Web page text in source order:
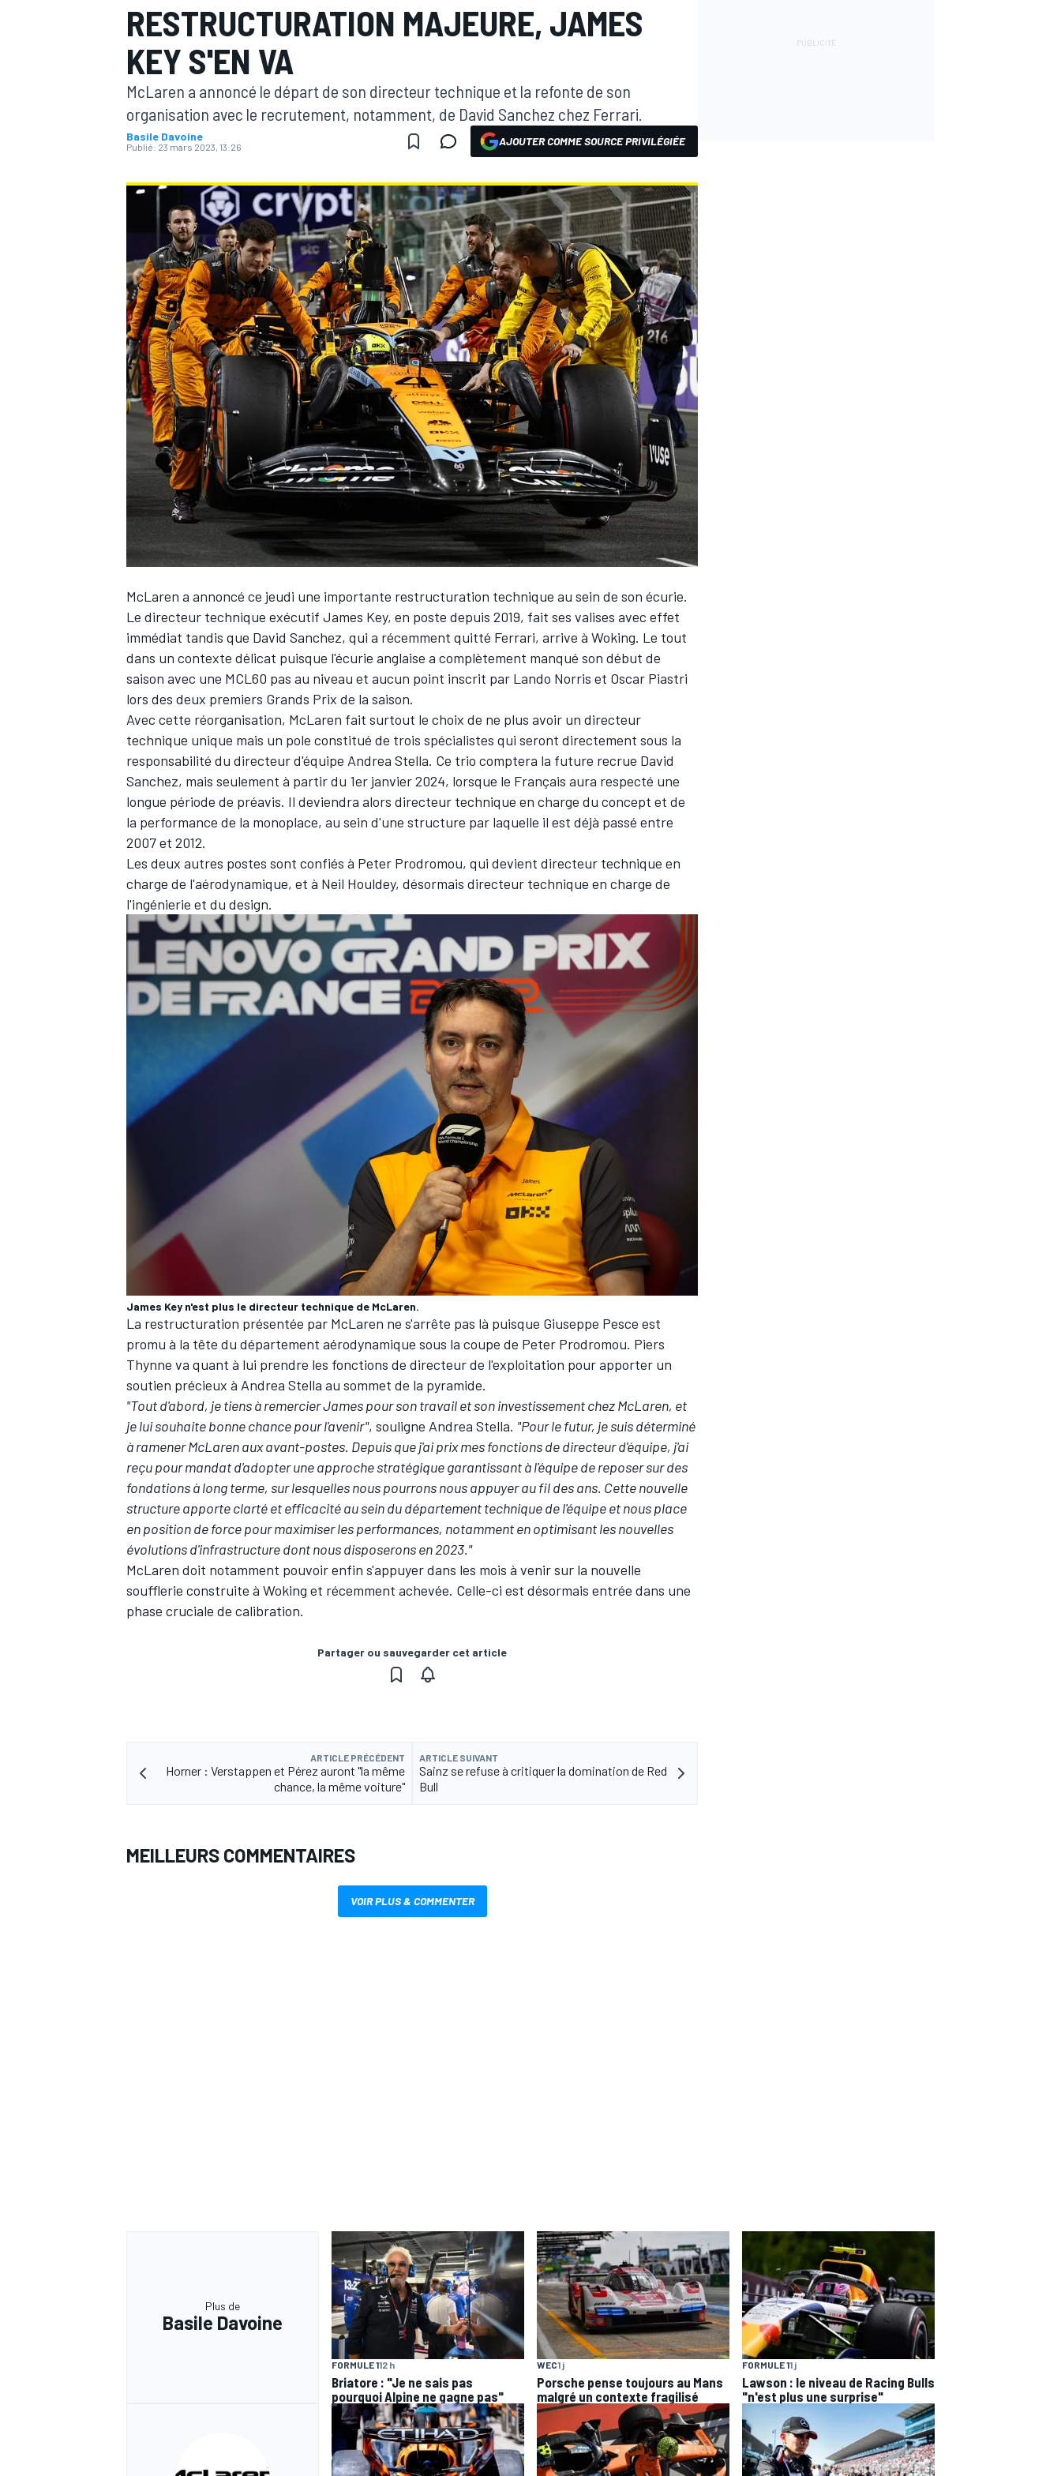
MOTOGP
WRC
WEC
AUTRES CHAMPIONNATS
RESTRUCTURATION MAJEURE, JAMES
KEY S'EN VA
McLaren a annoncé le départ de son directeur technique et la refonte de son
organisation avec le recrutement, notamment, de David Sanchez chez Ferrari.
Basile Davoine
Publié: 23 mars 2023, 13:26 AJOUTER COMME SOURCE PRIVILÉGIÉE
McLaren a annoncé ce jeudi une importante restructuration technique au sein de son écurie.
Le directeur technique exécutif James Key, en poste depuis 2019, fait ses valises avec effet
immédiat tandis que David Sanchez, qui a récemment quitté Ferrari, arrive à Woking. Le tout
dans un contexte délicat puisque l'écurie anglaise a complètement manqué son début de
saison avec une MCL60 pas au niveau et aucun point inscrit par Lando Norris et Oscar Piastri
lors des deux premiers Grands Prix de la saison.
Avec cette réorganisation, McLaren fait surtout le choix de ne plus avoir un directeur
technique unique mais un pole constitué de trois spécialistes qui seront directement sous la
responsabilité du directeur d'équipe Andrea Stella. Ce trio comptera la future recrue David
Sanchez, mais seulement à partir du 1er janvier 2024, lorsque le Français aura respecté une
longue période de préavis. Il deviendra alors directeur technique en charge du concept et de
la performance de la monoplace, au sein d'une structure par laquelle il est déjà passé entre
2007 et 2012.
Les deux autres postes sont confiés à Peter Prodromou, qui devient directeur technique en
charge de l'aérodynamique, et à Neil Houldey, désormais directeur technique en charge de
l'ingénierie et du design.
James Key n'est plus le directeur technique de McLaren.
La restructuration présentée par McLaren ne s'arrête pas là puisque Giuseppe Pesce est
promu à la tête du département aérodynamique sous la coupe de Peter Prodromou. Piers
Thynne va quant à lui prendre les fonctions de directeur de l'exploitation pour apporter un
soutien précieux à Andrea Stella au sommet de la pyramide.
"Tout d'abord, je tiens à remercier James pour son travail et son investissement chez McLaren, et
je lui souhaite bonne chance pour l'avenir", souligne Andrea Stella. "Pour le futur, je suis déterminé
à ramener McLaren aux avant-postes. Depuis que j'ai prix mes fonctions de directeur d'équipe, j'ai
reçu pour mandat d'adopter une approche stratégique garantissant à l'équipe de reposer sur des
fondations à long terme, sur lesquelles nous pourrons nous appuyer au fil des ans. Cette nouvelle
structure apporte clarté et efficacité au sein du département technique de l'équipe et nous place
en position de force pour maximiser les performances, notamment en optimisant les nouvelles
évolutions d'infrastructure dont nous disposerons en 2023."
McLaren doit notamment pouvoir enfin s'appuyer dans les mois à venir sur la nouvelle
soufflerie construite à Woking et récemment achevée. Celle-ci est désormais entrée dans une
phase cruciale de calibration.
Partager ou sauvegarder cet article
ARTICLE PRÉCÉDENT
Horner : Verstappen et Pérez auront "la même
chance, la même voiture"
ARTICLE SUIVANT
Sainz se refuse à critiquer la domination de Red
Bull
MEILLEURS COMMENTAIRES
VOIR PLUS & COMMENTER
Plus de
Basile Davoine
FORMULE 112 h
Briatore : "Je ne sais pas
pourquoi Alpine ne gagne pas"
WEC1 j
Porsche pense toujours au Mans
malgré un contexte fragilisé
FORMULE 11 j
Lawson : le niveau de Racing Bulls
"n'est plus une surprise"